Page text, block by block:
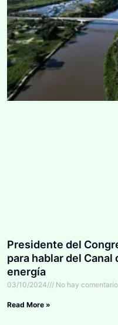
Presidente del
para hablar del
energía
03/10/2024 No hay
Read More »